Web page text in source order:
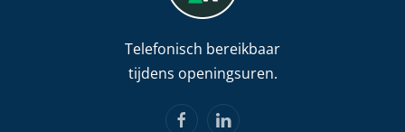
Telefonisch bereikbaar
tijdens openingsuren.